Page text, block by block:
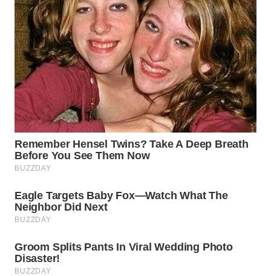
CIANJUR
WN
KEPULAUAN
SERIBU
WN
TANGERANG
WN
BINJAI
CIREBON
INDRAMAYU